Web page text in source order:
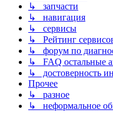
↳ запчасти
↳ навигация
↳ сервисы
↳ Рейтинг
↳ форум по
↳ FAQ остальные
↳ достоверность
Прочее
↳ разное
↳ неформальное